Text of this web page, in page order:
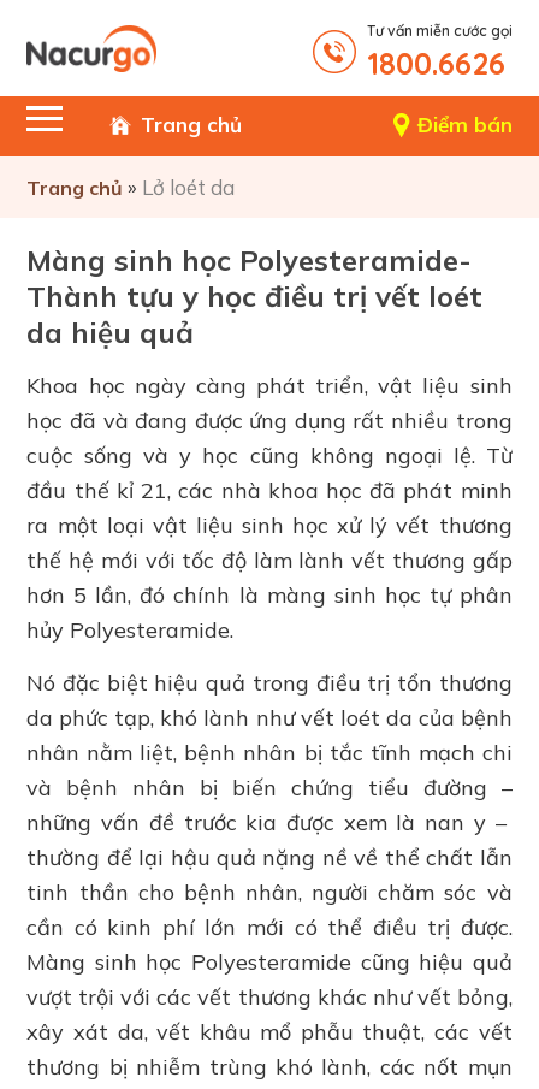
Tư vấn miễn cước gọi
1800.6626
Trang chủ Điểm bán
Trang chủ » Lở loét da
Màng sinh học Polyesteramide-
Thành tựu y học điều trị vết loét
da hiệu quả
Khoa học ngày càng phát triển, vật liệu sinh
học đã và đang được ứng dụng rất nhiều trong
cuộc sống và y học cũng không ngoại lệ. Từ
đầu thế kỉ 21, các nhà khoa học đã phát minh
ra một loại vật liệu sinh học xử lý vết thương
thế hệ mới với tốc độ làm lành vết thương gấp
hơn 5 lần, đó chính là màng sinh học tự phân
hủy Polyesteramide.
Nó đặc biệt hiệu quả trong điều trị tổn thương
da phức tạp, khó lành như vết loét da của bệnh
nhân nằm liệt, bệnh nhân bị tắc tĩnh mạch chi
và bệnh nhân bị biến chứng tiểu đường –
những vấn đề trước kia được xem là nan y –
thường để lại hậu quả nặng nề về thể chất lẫn
tinh thần cho bệnh nhân, người chăm sóc và
cần có kinh phí lớn mới có thể điều trị được.
Màng sinh học Polyesteramide cũng hiệu quả
vượt trội với các vết thương khác như vết bỏng,
xây xát da, vết khâu mổ phẫu thuật, các vết
thương bị nhiễm trùng khó lành, các nốt mụn